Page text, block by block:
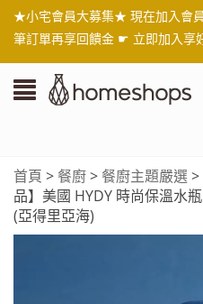
★小宅會員大募集★ 現在加入會
筆訂單再享回饋金 ☛ 立即加入享
首頁 > 餐廚> 餐廚主題嚴選>
品】美國 HYDY 時尚保溫水
(亞得里亞海)